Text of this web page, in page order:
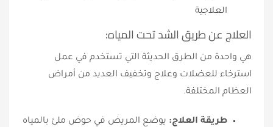
العلاجية
العلاج عن طريق الشد تحت المياه:
هي واحدة من الطرق الحديثة التي تستخدم في عمل
استرخاء للعضلات وعلاج وتخفيف العديد من أمراض
العظام المختلفة.
طريقة العلاج: يوضع المريض في حوض ملئ بالمياه